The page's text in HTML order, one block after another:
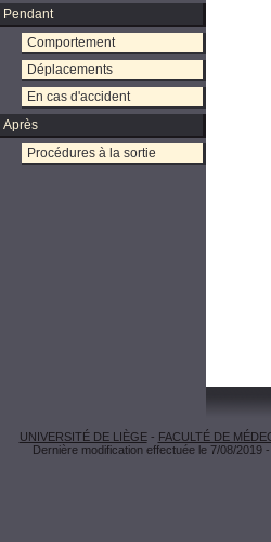
Pendant
Comportement
Déplacements
En cas d'accident
Après
Procédures à la sortie
UNIVERSITÉ DE LIÈGE- FACULTÉ DE
Dernière modification effectuée le 7/08/2019 -